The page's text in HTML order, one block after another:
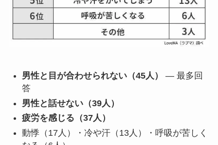
男性と目が合わせられない（45人）
— 最多回
答
男性と話せない（39人）
疲労を感じる（37人）
動悸（17人）・冷や汗（13人）・呼吸が苦しく